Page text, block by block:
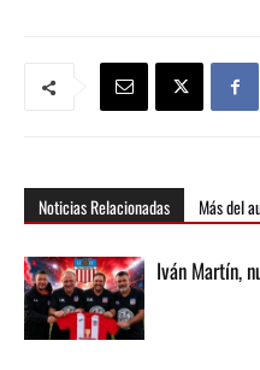
Noticias Relacionadas Más del
Iván Martín,